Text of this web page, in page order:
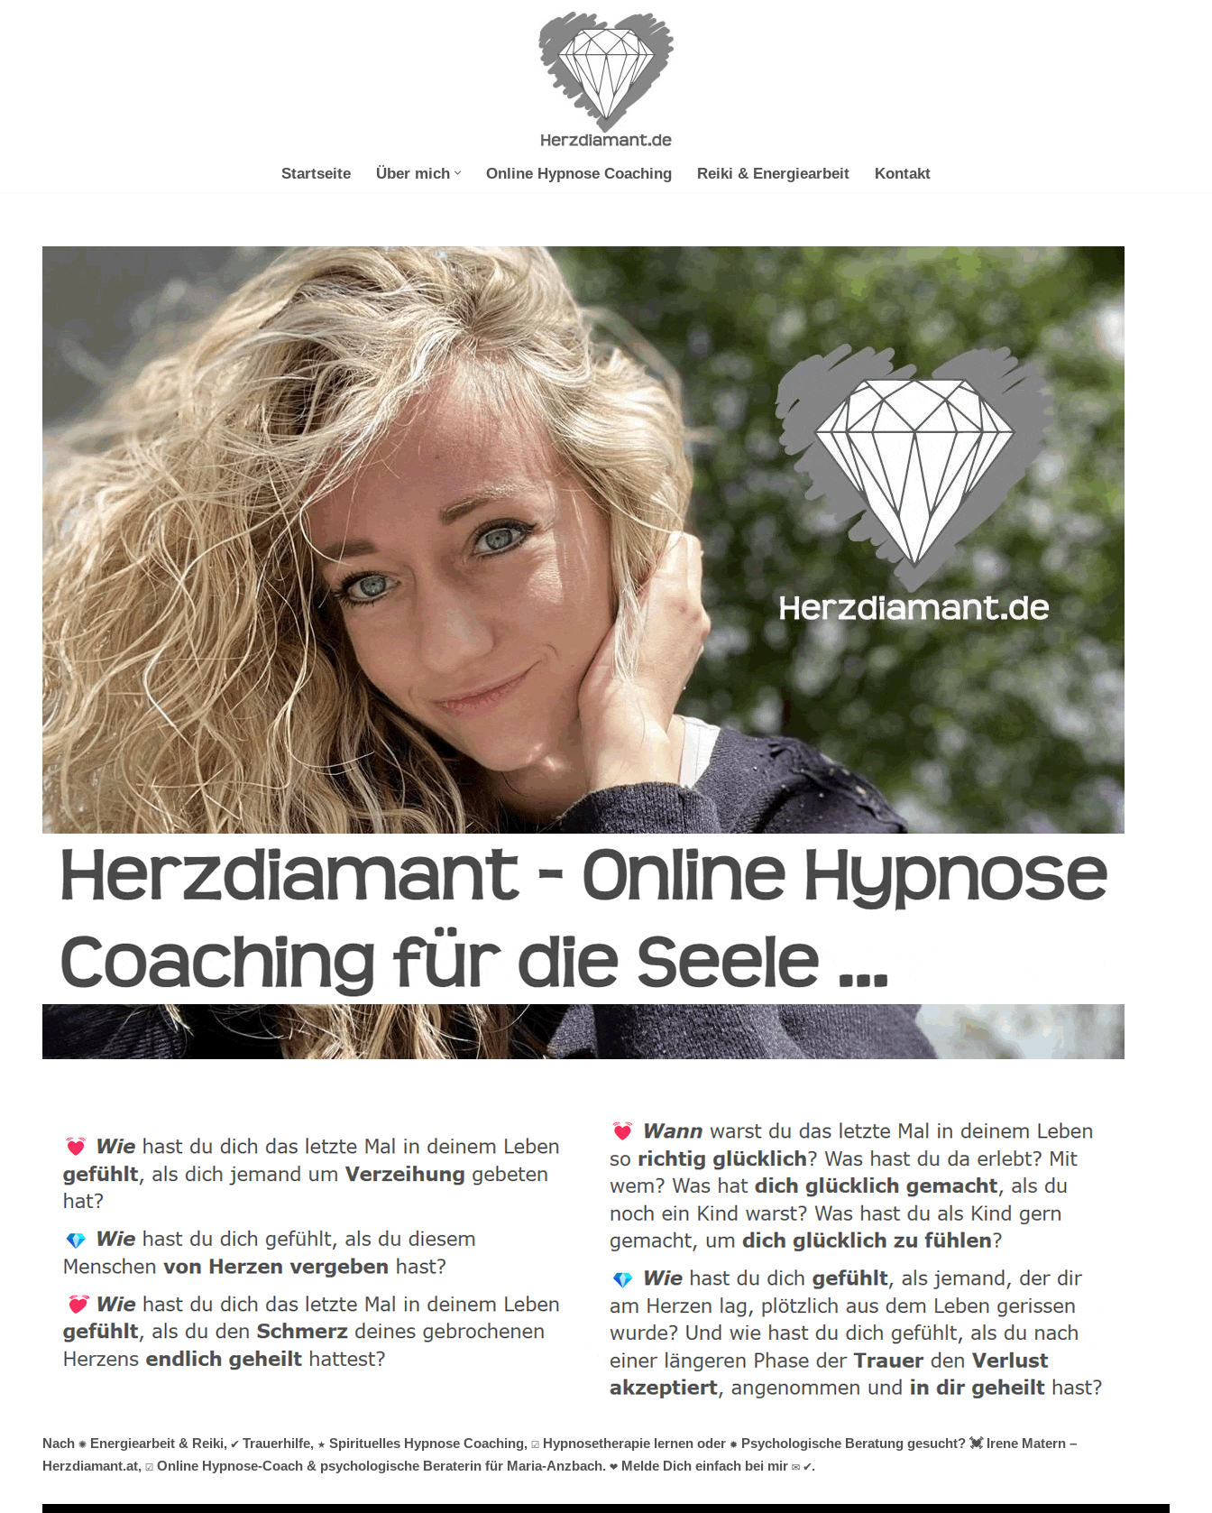
Startseite Über mich Online Hypnose Coaching Reiki & Energiearbeit Kontakt
Nach ✺ Energiearbeit & Reiki, ✔️ Trauerhilfe, ★ Spirituelles Hypnose Coaching, ☑️ Hypnosetherapie lernen oder ✹ Psychologische Beratung gesucht? 💓️ Irene Matern –
Herzdiamant.at, ☑️ Online Hypnose-Coach & psychologische Beraterin für Maria-Anzbach. ❤ Melde Dich einfach bei mir ✉ ✔.